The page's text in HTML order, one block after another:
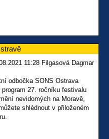
11:28 Filgasová Dagmar
odbočka SONS Ostrava
27. ročníku festivalu
nevidomých na Moravě,
shlédnout v přiloženém